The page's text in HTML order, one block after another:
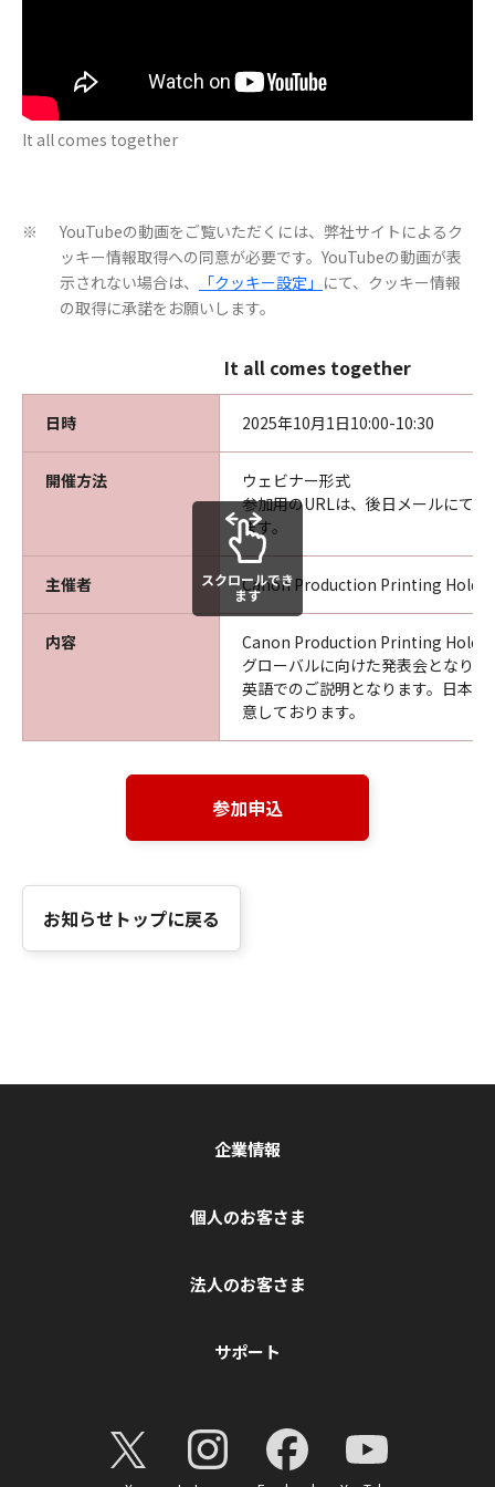
It all comes together
※
YouTubeの動画をご覧いただくには、弊社サイトによるク
ッキー情報取得への同意が必要です。YouTubeの動画が表
示されない場合は、
「クッキー設定」 にて、クッキー情報
の取得に承諾をお願いします。
It all comes together
日時 2025年10月1日10:00-10:30
開催方法
ウェビナー形式
参加用のURLは、後日メールにて
ます。
主催者 Canon Production Printing
内容
Canon Production Printing
グローバルに向けた発表会となりま
英語でのご説明となります。日本語
意しております。
スクロールでき
ます
参加申込
お知らせトップに戻る
企業情報
個人のお客さま
法人のお客さま
サポート